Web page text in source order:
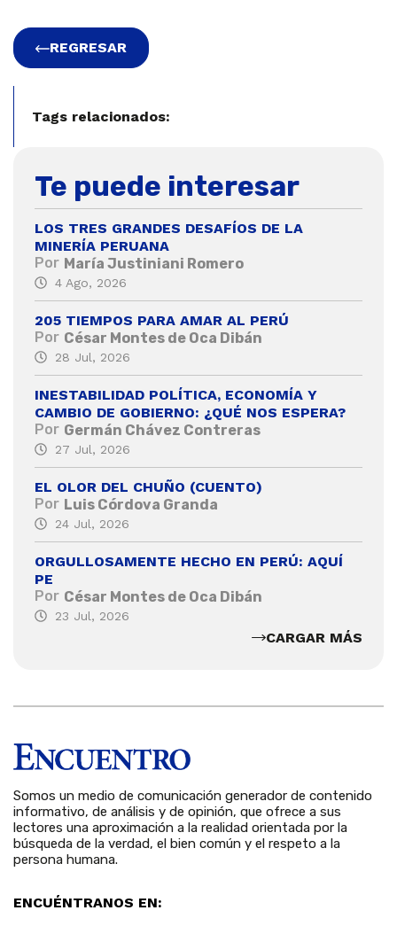
REGRESAR
Tags relacionados:
Te puede interesar
LOS TRES GRANDES DESAFÍOS DE LA
MINERÍA PERUANA
Por María Justiniani Romero
4 Ago, 2026
205 TIEMPOS PARA AMAR AL PERÚ
Por César Montes de Oca Dibán
28 Jul, 2026
INESTABILIDAD POLÍTICA, ECONOMÍA Y
CAMBIO DE GOBIERNO: ¿QUÉ NOS ESPERA?
Por Germán Chávez Contreras
27 Jul, 2026
EL OLOR DEL CHUÑO (CUENTO)
Por Luis Córdova Granda
24 Jul, 2026
ORGULLOSAMENTE HECHO EN PERÚ: AQUÍ
PE
Por César Montes de Oca Dibán
23 Jul, 2026
CARGAR MÁS
Somos un medio de comunicación generador de contenido
informativo, de análisis y de opinión, que ofrece a sus
lectores una aproximación a la realidad orientada por la
búsqueda de la verdad, el bien común y el respeto a la
persona humana.
ENCUÉNTRANOS EN: